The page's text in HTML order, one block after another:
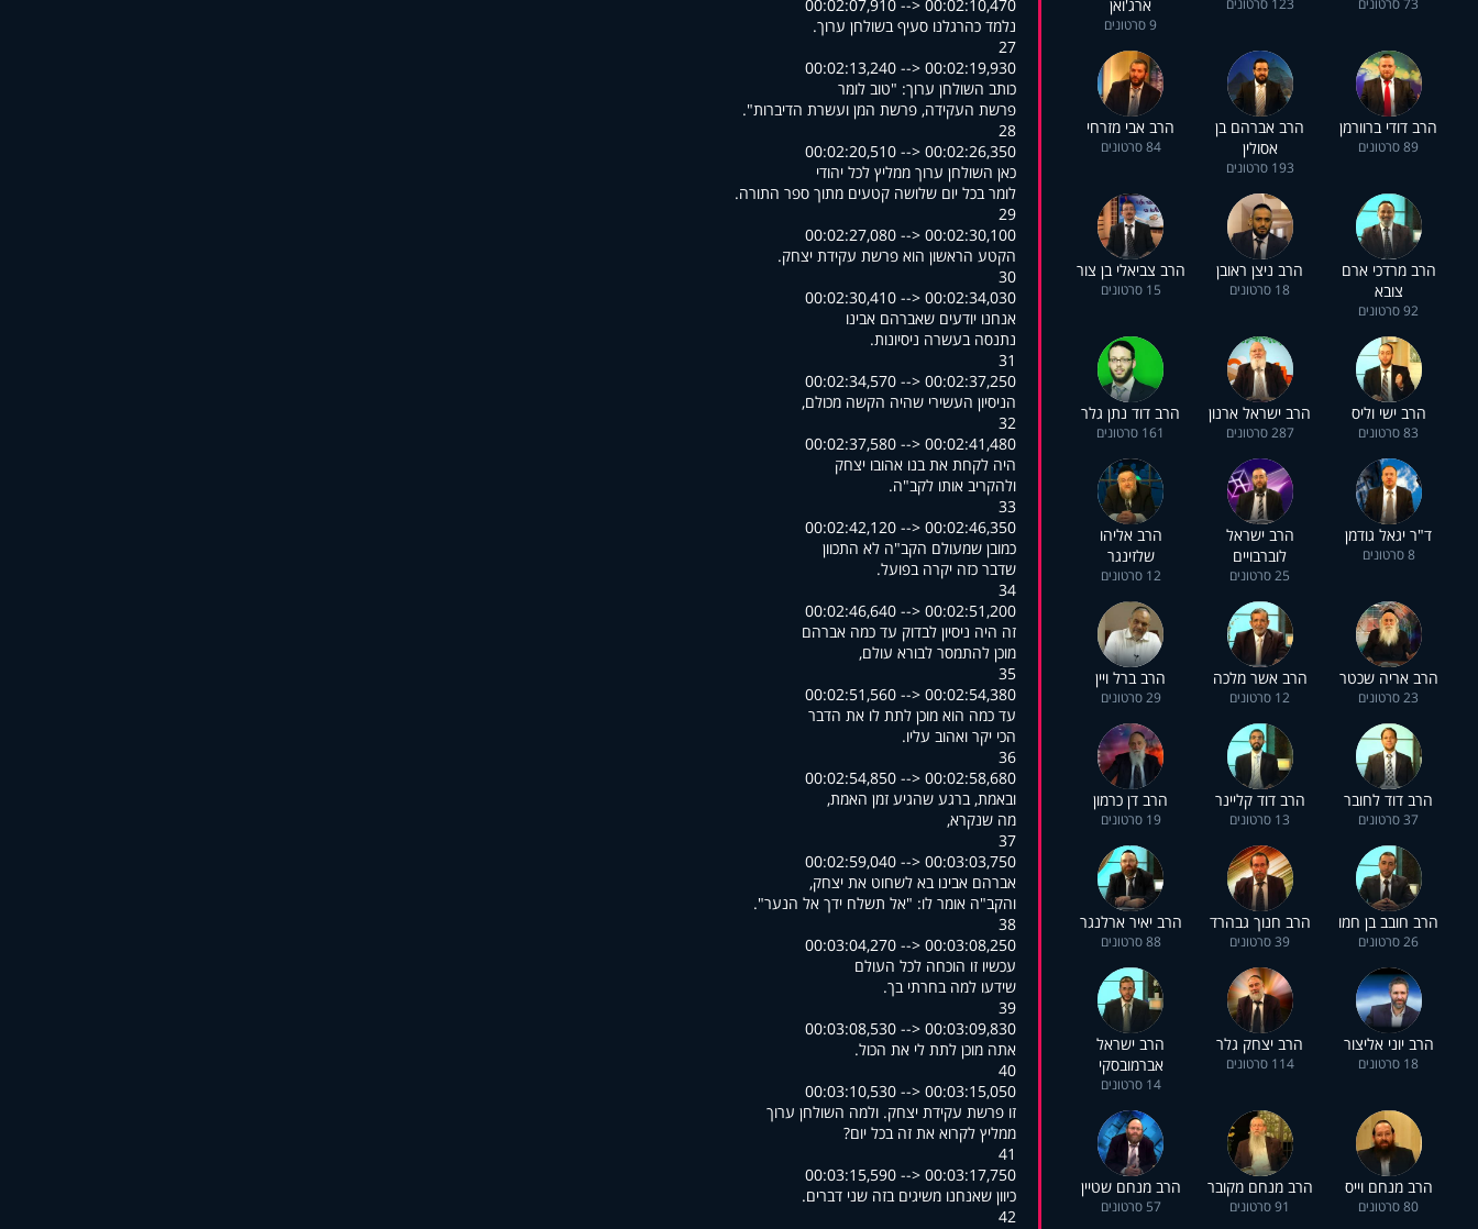
73 סרטונים 123 סרטונים
ארג'ואן
9 סרטונים
הרב דודי ברוורמן
89 סרטונים
הרב אברהם בן
אסולין
193 סרטונים
הרב אבי מזרחי
84 סרטונים
הרב מרדכי ארם
צובא
92 סרטונים
הרב ניצן ראובן
18 סרטונים
הרב צביאלי בן צור
15 סרטונים
הרב ישי וליס
83 סרטונים
הרב ישראל ארנון
287 סרטונים
הרב דוד נתן גלר
161 סרטונים
ד"ר יגאל גודמן
8 סרטונים
הרב ישראל
לוברבויים
25 סרטונים
הרב אליהו
שלזינגר
12 סרטונים
הרב אריה שכטר
23 סרטונים
הרב אשר מלכה
12 סרטונים
הרב ברל ויין
29 סרטונים
הרב דוד לחובר
37 סרטונים
הרב דוד קליינר
13 סרטונים
הרב דן כרמון
19 סרטונים
הרב חובב בן חמו
26 סרטונים
הרב חנוך גבהרד
39 סרטונים
הרב יאיר ארלנגר
88 סרטונים
הרב יוני אליצור
18 סרטונים
הרב יצחק גלר
114 סרטונים
הרב ישראל
אברמובסקי
14 סרטונים
הרב מנחם וייס
80 סרטונים
הרב מנחם מקובר
91 סרטונים
הרב מנחם שטיין
57 סרטונים
00:02:07,910 --> 00:02:10,470
.נלמד כהרגלנו סעיף בשולחן ערוך
27
00:02:13,240 --> 00:02:19,930
כותב השולחן ערוך: "טוב לומר
."פרשת העקידה, פרשת המן ועשרת הדיברות
28
00:02:20,510 --> 00:02:26,350
כאן השולחן ערוך ממליץ לכל יהודי
.לומר בכל יום שלושה קטעים מתוך ספר התורה
29
00:02:27,080 --> 00:02:30,100
.הקטע הראשון הוא פרשת עקידת יצחק
30
00:02:30,410 --> 00:02:34,030
אנחנו יודעים שאברהם אבינו
.נתנסה בעשרה ניסיונות
31
00:02:34,570 --> 00:02:37,250
,הניסיון העשירי שהיה הקשה מכולם
32
00:02:37,580 --> 00:02:41,480
היה לקחת את בנו אהובו יצחק
.ולהקריב אותו לקב"ה
33
00:02:42,120 --> 00:02:46,350
כמובן שמעולם הקב"ה לא התכוון
.שדבר כזה יקרה בפועל
34
00:02:46,640 --> 00:02:51,200
זה היה ניסיון לבדוק עד כמה אברהם
,מוכן להתמסר לבורא עולם
35
00:02:51,560 --> 00:02:54,380
עד כמה הוא מוכן לתת לו את הדבר
.הכי יקר ואהוב עליו
36
00:02:54,850 --> 00:02:58,680
,ובאמת, ברגע שהגיע זמן האמת
,מה שנקרא
37
00:02:59,040 --> 00:03:03,750
,אברהם אבינו בא לשחוט את יצחק
."והקב"ה אומר לו: "אל תשלח ידך אל הנער
38
00:03:04,270 --> 00:03:08,250
עכשיו זו הוכחה לכל העולם
.שידעו למה בחרתי בך
39
00:03:08,530 --> 00:03:09,830
.אתה מוכן לתת לי את הכול
40
00:03:10,530 --> 00:03:15,050
זו פרשת עקידת יצחק. ולמה השולחן ערוך
?ממליץ לקרוא את זה בכל יום
41
00:03:15,590 --> 00:03:17,750
.כיוון שאנחנו משיגים בזה שני דברים
42